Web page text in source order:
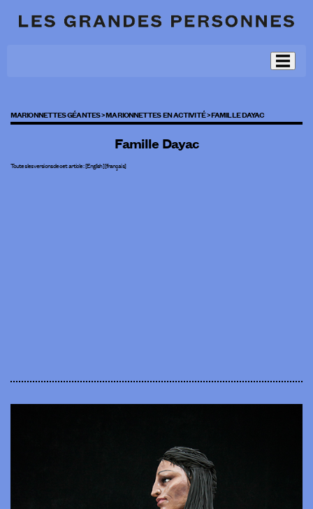
MARIONNETTES GÉANTES >MARIONNETTES EN ACTIVITÉ >FAMILLE DAYAC
Famille Dayac
Toutes les versions de cet article :[English][français]